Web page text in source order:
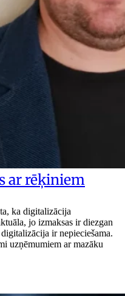
ar rēķiniem
ka digitalizācija
jo izmaksas ir diezgan
ir nepieciešama.
uzņēmumiem ar mazāku